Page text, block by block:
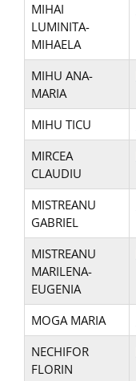
MIHAI
LUMINITA-
MIHAELA
MIHU ANA-
MARIA
MIHU TICU
MIRCEA
CLAUDIU
MISTREANU
GABRIEL
MISTREANU
MARILENA-
EUGENIA
MOGA MARIA
NECHIFOR
FLORIN